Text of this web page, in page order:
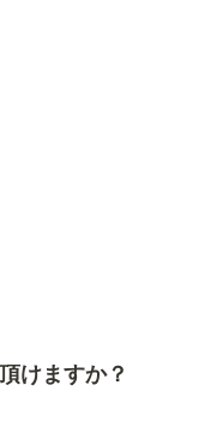
けますか？